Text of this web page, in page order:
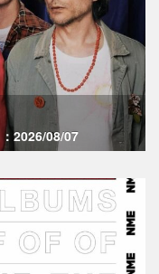
2026/08/07